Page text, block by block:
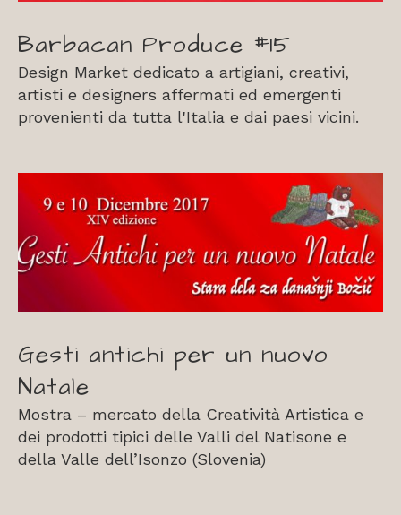
Barbacan Produce #15
Design Market dedicato a artigiani, creativi,
artisti e designers affermati ed emergenti
provenienti da tutta l'Italia e dai paesi vicini.
Gesti antichi per un nuovo
Natale
Mostra – mercato della Creatività Artistica e
dei prodotti tipici delle Valli del Natisone e
della Valle dell’Isonzo (Slovenia)